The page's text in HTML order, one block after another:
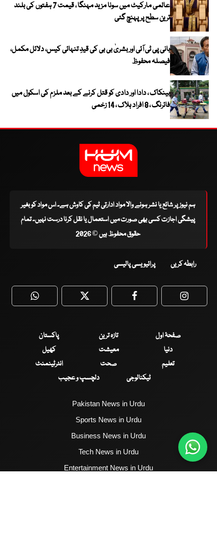
عالمی مارکیٹ میں سونا مزید مہنگا ، قیمت 7 ہفتوں کی بلند
ترین سطح پر پہنچ گئی
بانی پی ٹی آئی اور بشریٰ بی بی کی قیدِ تنہائی کیس، دلائل مکمل،
فیصلہ محفوظ
بینکاک ، دادا اور دادی کو قتل کرنے کے بعد ملزم کی اسکول میں
فائرنگ ، 8 افراد ہلاک ، 14 زخمی
ہم نیوز پر شائع یا نشر ہونے والا مواد ادارتی ٹیم کی کاوش ہے۔ اس مواد کو بغیر
پیشگی اجازت کسی بھی صورت میں استعمال یا نقل کرنا درست نہیں۔ تمام
حقوق محفوظ ہیں © 2026
رابطہ کریں پرائیویسی پالیسی
WhatsApp Twitter Facebook
صفحۂ اول تازہ ترین
پاکستان
دنیا
معیشت
کھیل
تعلیم
صحت
انٹرٹینمنٹ
ٹیکنالوجی
دلچسپ و عجیب
Pakistan News in Urdu
Sports News in Urdu
Business News in Urdu
Tech News in Urdu
Entertainment News in Urdu